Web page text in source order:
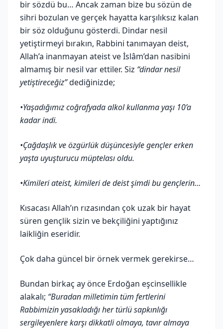
bir sözdü bu… Ancak zaman bize bu sözün de
sihri bozulan ve gerçek hayatta karşılıksız kalan
bir söz olduğunu gösterdi. Dindar nesil
yetiştirmeyi bırakın, Rabbini tanımayan deist,
Allah’a inanmayan ateist ve İslâm’dan nasibini
almamış bir nesil var ettiler. Siz “dindar nesil
yetiştireceğiz”dediğinizde;
•Yaşadığımız coğrafyada alkol kullanma yaşı 10’a
kadar indi.
•Çağdaşlık ve özgürlük düşüncesiyle gençler erken
yaşta uyuşturucu müptelası oldu.
•Kimileri ateist, kimileri de deist şimdi bu gençlerin…
Kısacası Allah’ın rızasından çok uzak bir hayat
süren gençlik sizin ve bekçiliğini yaptığınız
laikliğin eseridir.
Çok daha güncel bir örnek vermek gerekirse…
Bundan birkaç ay önce Erdoğan eşcinsellikle
alakalı; “Buradan milletimin tüm fertlerini
Rabbimizin yasakladığı her türlü sapkınlığı
sergileyenlere karşı dikkatli olmaya, tavır almaya